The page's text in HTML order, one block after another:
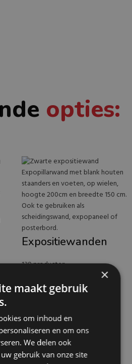
opties:
Expositiewanden
139 producten
×
maakt gebruik
om inhoud en
en om ons
We delen ook
gebruik van onze site